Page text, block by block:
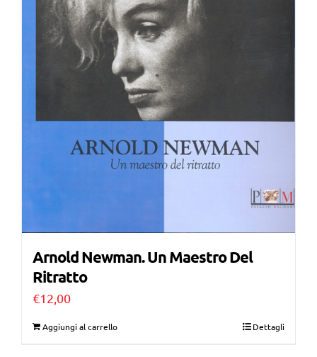
Arnold Newman. Un Maestro Del
Ritratto
€12,00
Aggiungi al carrello Dettagli